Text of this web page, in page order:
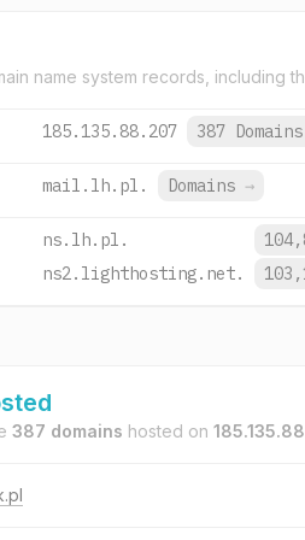
name system records, including
185.135.88.207 387 Domains
mail.lh.pl. Domains →
ns.lh.pl.
ns2.lighthosting.net.
387 domains hosted on